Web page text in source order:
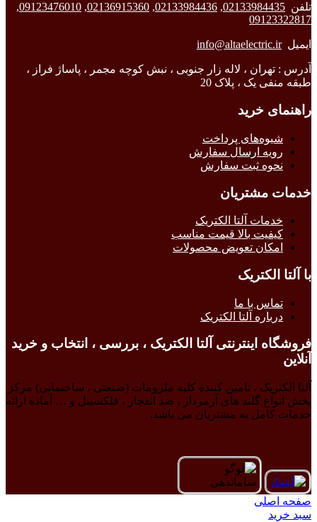
تلفن 02133984435
,
02133984436
,
02136915360
,
09123476010
,
09123322817
ایمیلinfo@altaelectric.ir
آدرس : تهران ، لاله زار جنوبی ، نبش کوچه مجمر ، پاساژ فراز ،
طبقه منفی یک ، پلاک 20
راهنمای خرید
شیوه‌های پرداخت
رویه ارسال سفارش
نحوه ثبت سفارش
خدمات مشتریان
خدمات آلتا الکتریک
کیفیت بالا قیمت مناسب
امکان تعویض محصولات
با آلتا الکتریک
تماس با ما
درباره آلتا الکتریک
فروشگاه اینترنتی آلتا الکتریک ، بررسی ، انتخاب و خرید
آنلاین
آلتا الکتریک ، تامین کننده کلیه ملزومات (صنعتی ، ساختمانی) مرکز
پخش انواع گلند های آرمردار ، ضد انفجار ، فلکسیبل و … آماده ارائه
خدمات کامل به مشتریان می باشد.
صفحه اصلی
سبد خرید